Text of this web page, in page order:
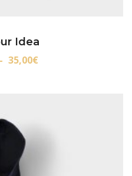
Idea
35,00€